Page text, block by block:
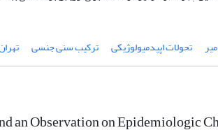
تحولات اپیدمیولوژیکی ترکیب سنی جنسی
Observation on Epidemiologic